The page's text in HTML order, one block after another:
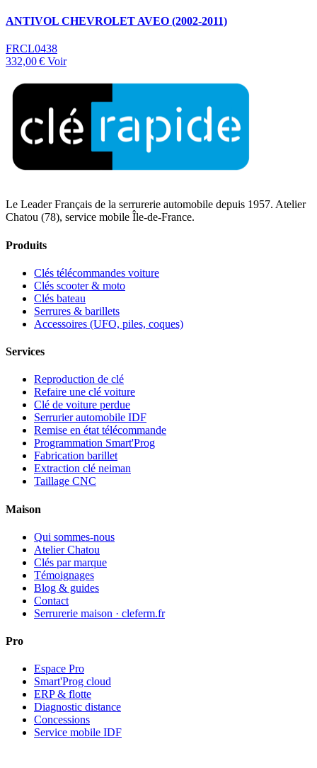
ANTIVOL CHEVROLET AVEO (2002-2011)
FRCL0438
332,00 € Voir
Le Leader Français de la serrurerie automobile depuis 1957. Atelier
Chatou (78), service mobile Île-de-France.
Produits
Clés télécommandes voiture
Clés scooter & moto
Clés bateau
Serrures & barillets
Accessoires (UFO, piles, coques)
Services
Reproduction de clé
Refaire une clé voiture
Clé de voiture perdue
Serrurier automobile IDF
Remise en état télécommande
Programmation Smart'Prog
Fabrication barillet
Extraction clé neiman
Taillage CNC
Maison
Qui sommes-nous
Atelier Chatou
Clés par marque
Témoignages
Blog & guides
Contact
Serrurerie maison · cleferm.fr
Pro
Espace Pro
Smart'Prog cloud
ERP & flotte
Diagnostic distance
Concessions
Service mobile IDF